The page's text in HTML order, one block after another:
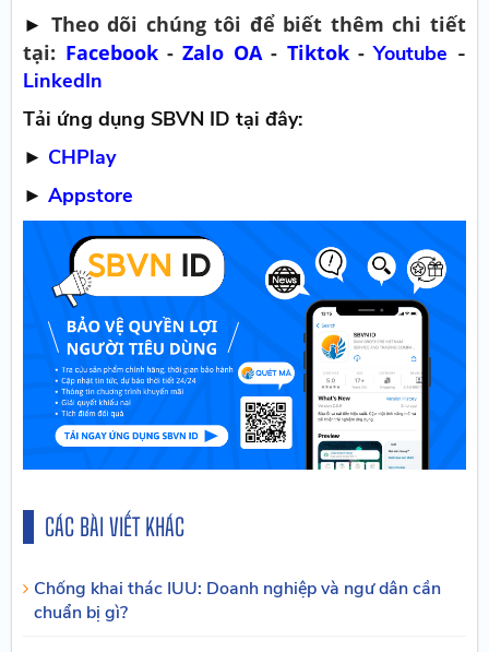
► Theo dõi chúng tôi để biết thêm chi tiết
tại: Facebook-Zalo OA- Tiktok- Youtube -
LinkedIn
Tải ứng dụng SBVN ID tại đây:
► CHPlay
►Appstore
CÁC BÀI VIẾT KHÁC
Chống khai thác IUU: Doanh nghiệp và ngư dân cần
chuẩn bị gì?